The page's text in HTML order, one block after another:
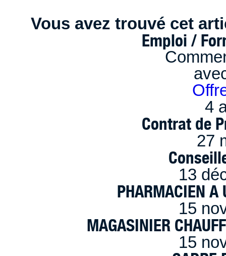
Vous avez trouvé cet
Emploi /
4
Contrat de
27
13
PHARMACIEN A
15
MAGASINIER
15